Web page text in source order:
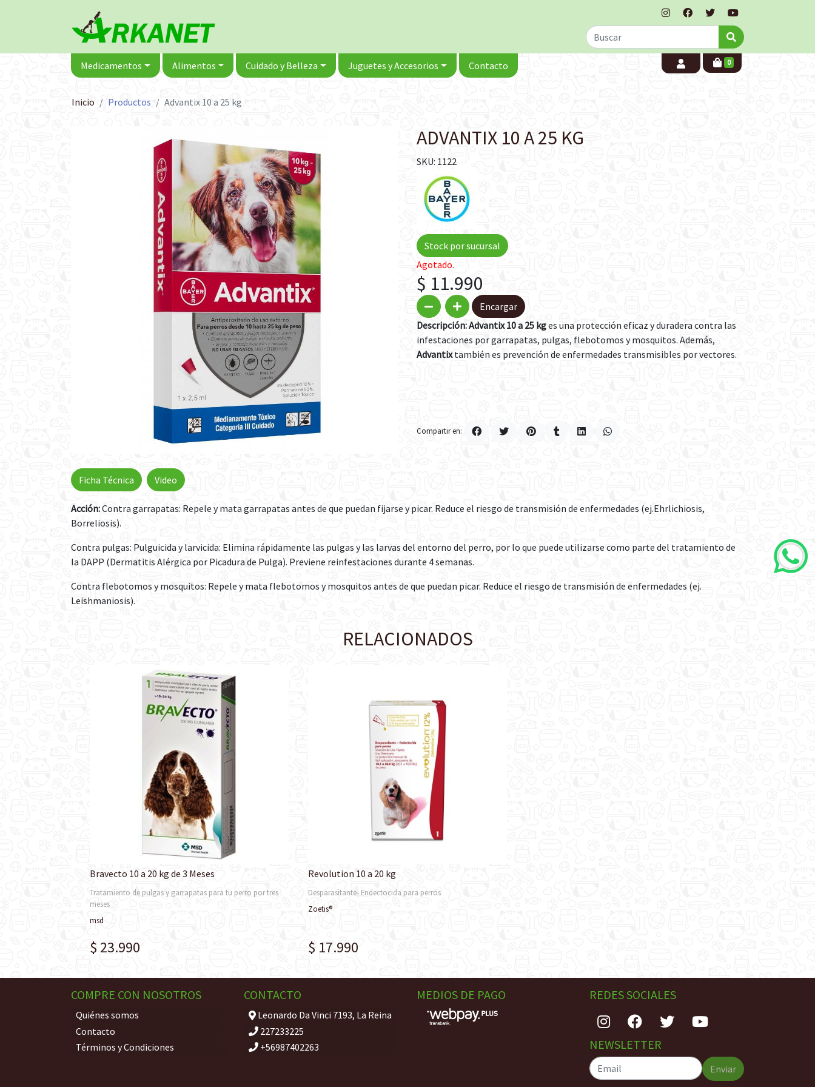
Medicamentos Alimentos Cuidado y Belleza Juguetes y Accesorios Contacto 0
Inicio Productos Advantix 10 a 25 kg
ADVANTIX 10 A 25 KG
SKU: 1122
Stock por sucursal
Agotado.
$ 11.990
Encargar
Descripción: Advantix 10 a 25 kges una protección eficaz y duradera contra las
infestaciones por garrapatas, pulgas, flebotomos y mosquitos. Además,
Advantixtambién es prevención de enfermedades transmisibles por vectores.
Compartir en:
Acción:Contra garrapatas: Repele y mata garrapatas antes de que puedan fijarse y picar. Reduce el riesgo de transmisión de enfermedades (ej.Ehrlichiosis,
Borreliosis).
Contra pulgas: Pulguicida y larvicida: Elimina rápidamente las pulgas y las larvas del entorno del perro, por lo que puede utilizarse como parte del tratamiento de
la DAPP (Dermatitis Alérgica por Picadura de Pulga). Previene reinfestaciones durante 4 semanas.
Contra flebotomos y mosquitos: Repele y mata flebotomos y mosquitos antes de que puedan picar. Reduce el riesgo de transmisión de enfermedades (ej.
Leishmaniosis).
Ficha Técnica Video
RELACIONADOS
Bravecto 10 a 20 kg de 3 Meses
Tratamiento de pulgas y garrapatas para tu perro por tres
meses
msd
$ 23.990
Revolution 10 a 20 kg
Desparasitante- Endectocida para perros
Zoetis®
$ 17.990
COMPRE CON NOSOTROS
Quiénes somos
Contacto
Términos y Condiciones
CONTACTO
Leonardo Da Vinci 7193, La Reina
227233225
+56987402263
MEDIOS DE PAGO REDES SOCIALES
NEWSLETTER
Enviar